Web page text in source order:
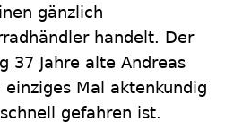
gänzlich
handelt. Der
37 Jahre alte Andreas
Mal aktenkundig
gefahren ist.